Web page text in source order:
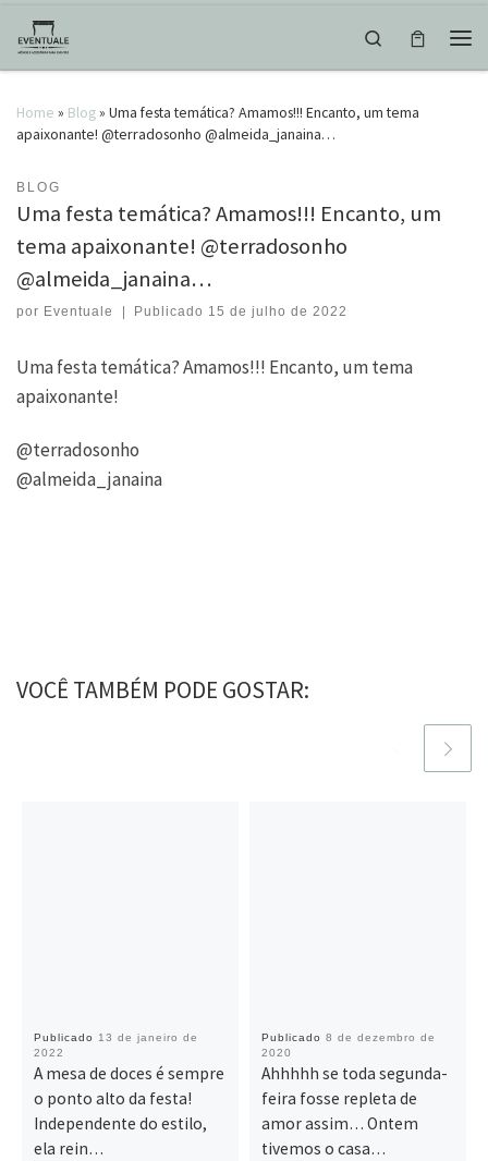
Skip to content
Search
Home » Blog» Uma festa temática? Amamos!!! Encanto, um tema
apaixonante! @terradosonho @almeida_janaina…
BLOG
Uma festa temática? Amamos!!! Encanto, um
tema apaixonante! @terradosonho
@almeida_janaina…
por Eventuale Publicado 15 de julho de 2022
Uma festa temática? Amamos!!! Encanto, um tema
apaixonante!
@terradosonho
@almeida_janaina
VOCÊ TAMBÉM PODE GOSTAR:
Publicado 13 de janeiro de
2022
A mesa de doces é sempre
o ponto alto da festa!
Independente do estilo,
ela rein…
Publicado8 de dezembro de
2020
Ahhhhh se toda segunda-
feira fosse repleta de
amor assim… Ontem
tivemos o casa…